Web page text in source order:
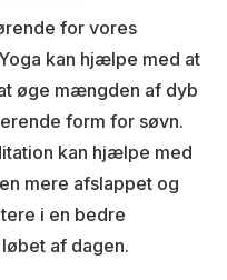
for vores
kan hjælpe med at
øge mængden af dyb
form for søvn.
kan hjælpe med
mere afslappet og
i en bedre
af dagen.